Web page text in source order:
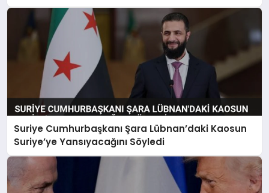
Suriye Cumhurbaşkanı Şara Lübnan’daki Kaosun
Suriye’ye Yansıyacağını Söyledi